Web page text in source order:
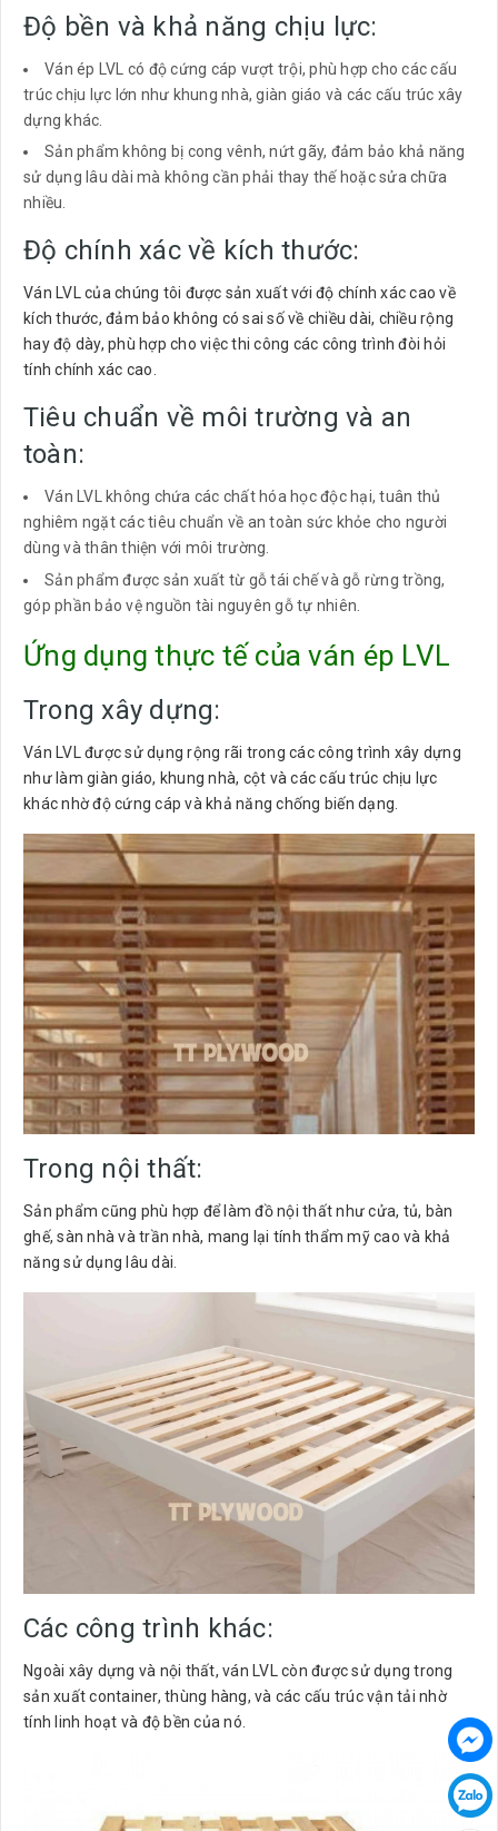
Độ bền và khả năng chịu lực:
Ván ép LVL có độ cứng cáp vượt trội, phù hợp cho các cấu
trúc chịu lực lớn như khung nhà, giàn giáo và các cấu trúc xây
dựng khác.
Sản phẩm không bị cong vênh, nứt gãy, đảm bảo khả năng
sử dụng lâu dài mà không cần phải thay thế hoặc sửa chữa
nhiều.
Độ chính xác về kích thước:
Ván LVL của chúng tôi được sản xuất với độ chính xác cao về
kích thước, đảm bảo không có sai số về chiều dài, chiều rộng
hay độ dày, phù hợp cho việc thi công các công trình đòi hỏi
tính chính xác cao.
Tiêu chuẩn về môi trường và an
toàn:
Ván LVL không chứa các chất hóa học độc hại, tuân thủ
nghiêm ngặt các tiêu chuẩn về an toàn sức khỏe cho người
dùng và thân thiện với môi trường.
Sản phẩm được sản xuất từ gỗ tái chế và gỗ rừng trồng,
góp phần bảo vệ nguồn tài nguyên gỗ tự nhiên.
Ứng dụng thực tế của ván ép LVL
Trong xây dựng:
Ván LVL được sử dụng rộng rãi trong các công trình xây dựng
như làm giàn giáo, khung nhà, cột và các cấu trúc chịu lực
khác nhờ độ cứng cáp và khả năng chống biến dạng.
Trong nội thất:
Sản phẩm cũng phù hợp để làm đồ nội thất như cửa, tủ, bàn
ghế, sàn nhà và trần nhà, mang lại tính thẩm mỹ cao và khả
năng sử dụng lâu dài.
Các công trình khác:
Ngoài xây dựng và nội thất, ván LVL còn được sử dụng trong
sản xuất container, thùng hàng, và các cấu trúc vận tải nhờ
tính linh hoạt và độ bền của nó.